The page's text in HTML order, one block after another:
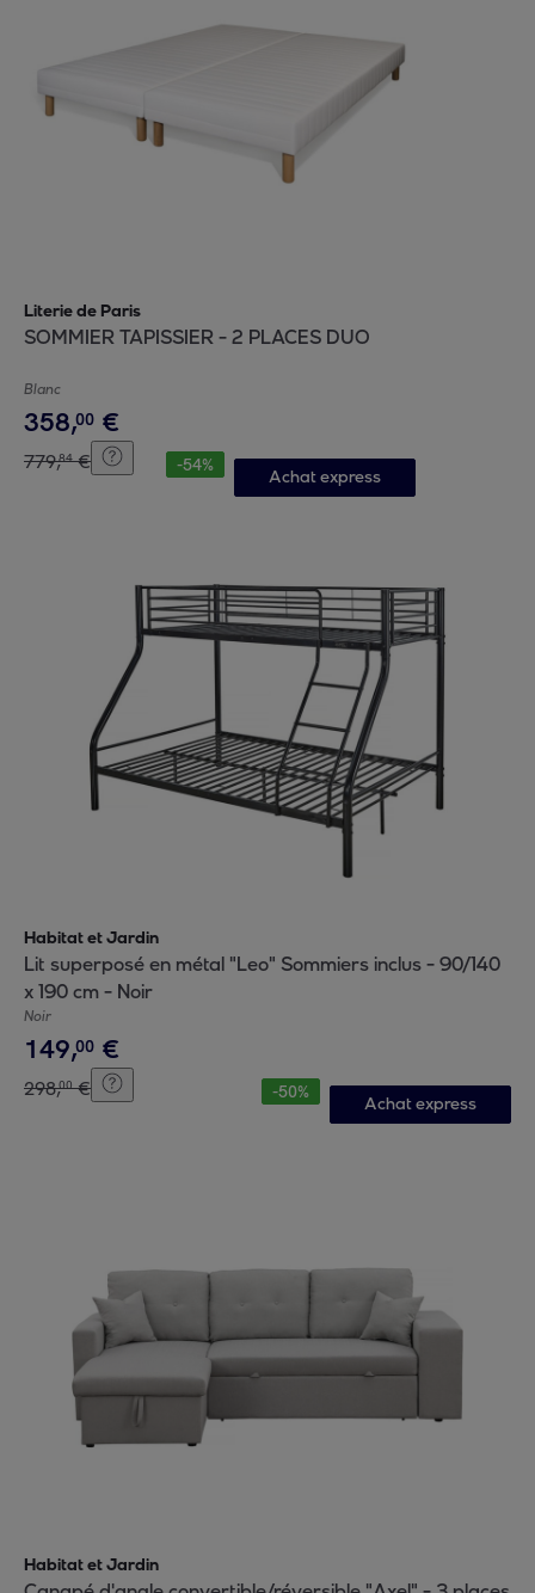
Literie de Paris
SOMMIER TAPISSIER - 2 PLACES DUO
Blanc
358,00 €
779,84 € -54%
Achat express
Habitat et Jardin
Lit superposé en métal "Leo" Sommiers inclus - 90/140
x 190 cm - Noir
Noir
149,00 €
298,00 € -50%
Achat express
Habitat et Jardin